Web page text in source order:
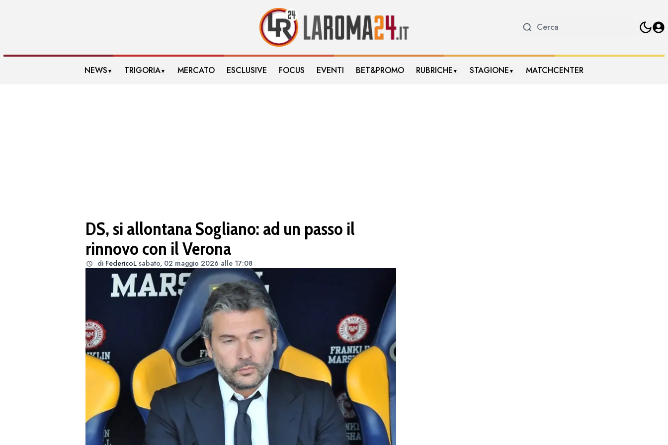
NEWS ▼ TRIGORIA▼ MERCATO ESCLUSIVE FOCUS EVENTI BET&PROMO RUBRICHE ▼ STAGIONE ▼ MATCHCENTER
DS, si allontana Sogliano: ad un passo il
rinnovo con il Verona
di FedericoL sabato, 02 maggio 2026 alle 17:08